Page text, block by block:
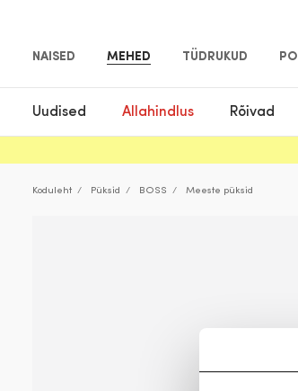
NAISED MEHED TÜDRUKUD
Uudised Allahindlus Rõivad
Koduleht Püksid BOSS Meeste püksid